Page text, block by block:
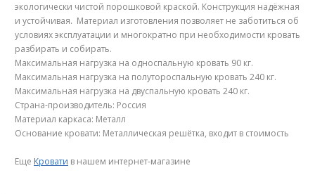
экологически чистой порошковой краской. Конструкция надёжная
и устойчивая. Материал изготовления позволяет не заботиться об
условиях эксплуатации и многократно при необходимости кровать
разбирать и собирать.
Максимальная нагрузка на односпальную кровать 90 кг.
Максимальная нагрузка на полутороспальную кровать 240 кг.
Максимальная нагрузка на двуспальную кровать 240 кг.
Страна-производитель: Россия
Материал каркаса: Металл
Основание кровати: Металлическая решётка, входит в стоимость
Еще Кровати в нашем интернет-магазине